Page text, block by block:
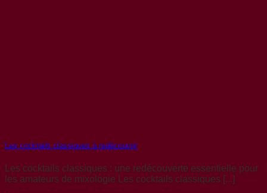
Les cocktails classiques à redécouvrir
Les cocktails classiques : une redécouverte essentielle pour
les amateurs de mixologie Les cocktails classiques [...]